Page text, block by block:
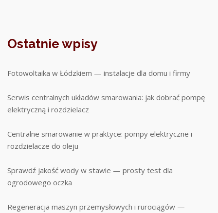
Ostatnie wpisy
Fotowoltaika w Łódzkiem — instalacje dla domu i firmy
Serwis centralnych układów smarowania: jak dobrać pompę
elektryczną i rozdzielacz
Centralne smarowanie w praktyce: pompy elektryczne i
rozdzielacze do oleju
Sprawdź jakość wody w stawie — prosty test dla
ogrodowego oczka
Regeneracja maszyn przemysłowych i rurociągów —